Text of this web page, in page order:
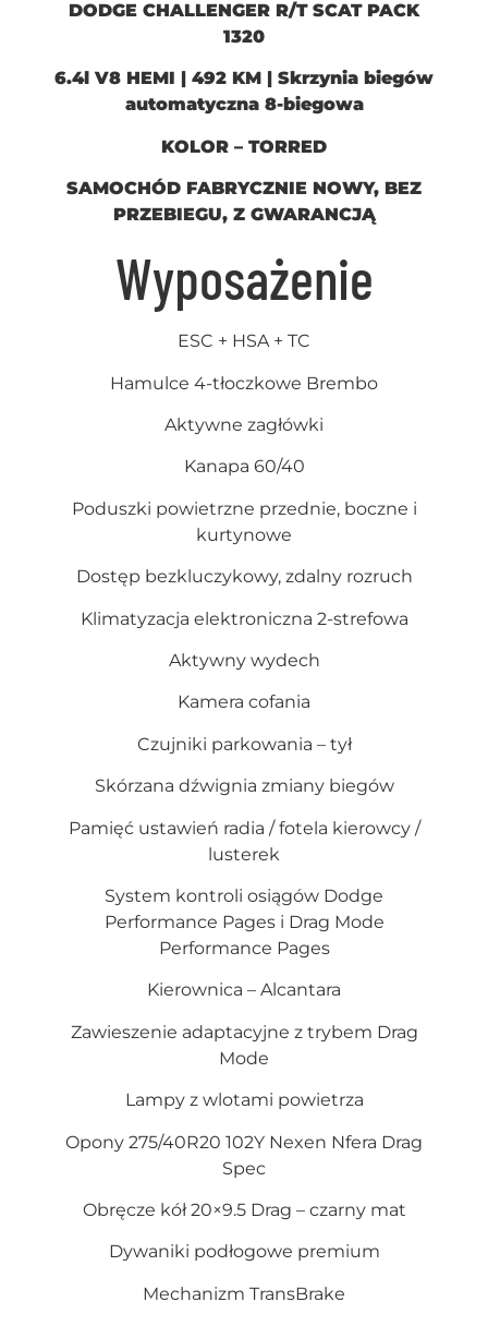
DODGE CHALLENGER R/T SCAT PACK
1320
6.4l V8 HEMI | 492 KM | Skrzynia biegów
automatyczna 8-biegowa
KOLOR – TORRED
SAMOCHÓD FABRYCZNIE NOWY, BEZ
PRZEBIEGU, Z GWARANCJĄ
Wyposażenie
ESC + HSA + TC
Hamulce 4-tłoczkowe Brembo
Aktywne zagłówki
Kanapa 60/40
Poduszki powietrzne przednie, boczne i
kurtynowe
Dostęp bezkluczykowy, zdalny rozruch
Klimatyzacja elektroniczna 2-strefowa
Aktywny wydech
Kamera cofania
Czujniki parkowania – tył
Skórzana dźwignia zmiany biegów
Pamięć ustawień radia / fotela kierowcy /
lusterek
System kontroli osiągów Dodge
Performance Pages i Drag Mode
Performance Pages
Kierownica – Alcantara
Zawieszenie adaptacyjne z trybem Drag
Mode
Lampy z wlotami powietrza
Opony 275/40R20 102Y Nexen Nfera Drag
Spec
Obręcze kół 20×9.5 Drag – czarny mat
Dywaniki podłogowe premium
Mechanizm TransBrake